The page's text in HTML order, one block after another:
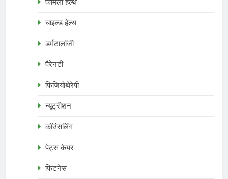
फैमिली हेल्थ
चाइल्ड हेल्थ
डर्मटालॉजी
पैरेनटी
फिजियोथेरेपी
न्यूट्रीशन
कॉउंसलिंग
पेट्स केयर
फिटनेस